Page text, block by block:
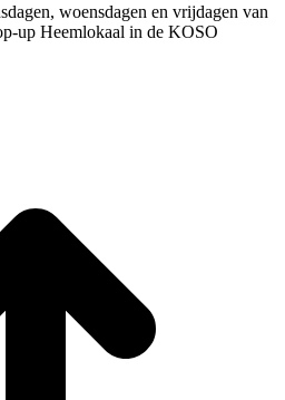
woensdagen en vrijdagen van
up Heemlokaal in de KOSO